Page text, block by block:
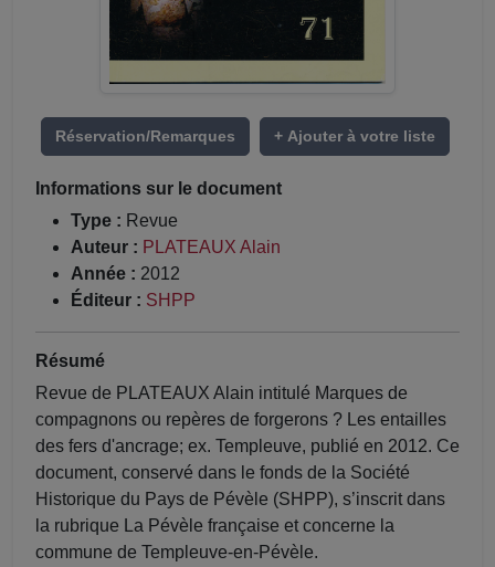
Réservation/Remarques + Ajouter à votre liste
Informations sur le document
Type : Revue
Auteur : PLATEAUX Alain
Année : 2012
Éditeur : SHPP
Résumé
Revue de PLATEAUX Alain intitulé Marques de
compagnons ou repères de forgerons ? Les entailles
des fers d'ancrage; ex. Templeuve, publié en 2012. Ce
document, conservé dans le fonds de la Société
Historique du Pays de Pévèle (SHPP), s’inscrit dans
la rubrique La Pévèle française et concerne la
commune de Templeuve-en-Pévèle.